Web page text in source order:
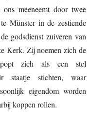
ons meeneemt door twee
Münster in de zestiende
godsdienst zuiveren van
Kerk. Zij noemen zich de
zich als een stel
staatje stichten, waar
eigendom worden
koppen rollen.